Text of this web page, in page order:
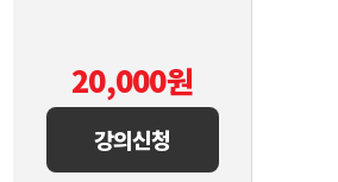
20,000원
강의신청